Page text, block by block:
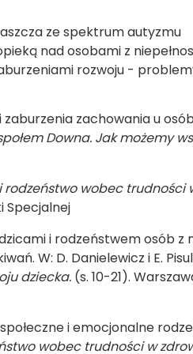
ze spektrum autyzmu
nad osobami z
rozwoju -
zachowania u
Downa. Jak możemy
rodzeństwo wobec trudności
Specjalnej
i rodzeństwem osób
W: D. Danielewicz i E.
dziecka. (s. 10-21).
i emocjonalne
wobec trudności w